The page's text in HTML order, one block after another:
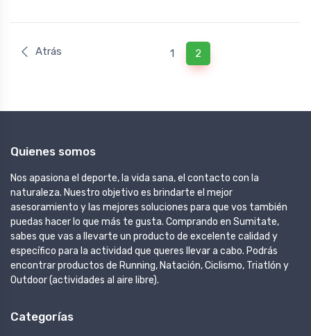
Atrás 1 2
Quienes somos
Nos apasiona el deporte, la vida sana, el contacto con la
naturaleza. Nuestro objetivo es brindarte el mejor
asesoramiento y las mejores soluciones para que vos también
puedas hacer lo que más te gusta. Comprando en Sumitate,
sabes que vas a llevarte un producto de excelente calidad y
específico para la actividad que queres llevar a cabo. Podrás
encontrar productos de Running, Natación, Ciclismo, Triatlón y
Outdoor (actividades al aire libre).
Categorías